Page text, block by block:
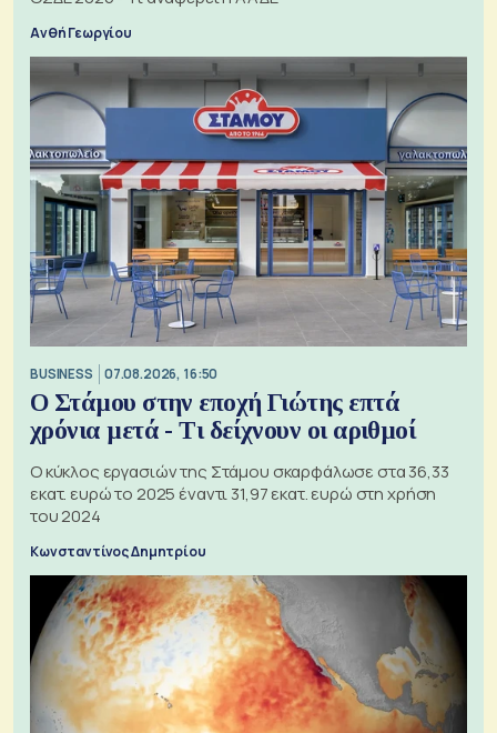
Ανθή Γεωργίου
BUSINESS 07.08.2026, 16:50
Ο Στάμου στην εποχή Γιώτης επτά
χρόνια μετά - Τι δείχνουν οι αριθμοί
Ο κύκλος εργασιών της Στάμου σκαρφάλωσε στα 36,33
εκατ. ευρώ το 2025 έναντι 31,97 εκατ. ευρώ στη χρήση
του 2024
Κωνσταντίνος Δημητρίου